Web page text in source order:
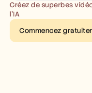
Créez de superbes
l’IA
Commencez
Carrières